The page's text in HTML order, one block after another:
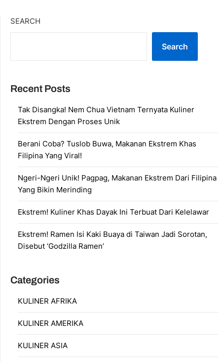
SEARCH
Search
Recent Posts
Tak Disangka! Nem Chua Vietnam Ternyata Kuliner
Ekstrem Dengan Proses Unik
Berani Coba? Tuslob Buwa, Makanan Ekstrem Khas
Filipina Yang Viral!
Ngeri-Ngeri Unik! Pagpag, Makanan Ekstrem Dari Filipina
Yang Bikin Merinding
Ekstrem! Kuliner Khas Dayak Ini Terbuat Dari Kelelawar
Ekstrem! Ramen Isi Kaki Buaya di Taiwan Jadi Sorotan,
Disebut ‘Godzilla Ramen’
Categories
KULINER AFRIKA
KULINER AMERIKA
KULINER ASIA